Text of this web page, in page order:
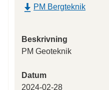
PM Bergteknik
Beskrivning
PM Geoteknik
Datum
2024-02-28